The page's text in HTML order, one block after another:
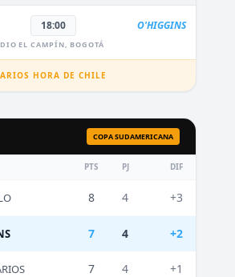
18:00 O'HIGGINS
EL CAMPÍN, BOGOTÁ
HORA DE CHILE
COPA SUDAMERICANA
PTS PJ DIF
8 4 +3
7 4 +2
7 4 +1